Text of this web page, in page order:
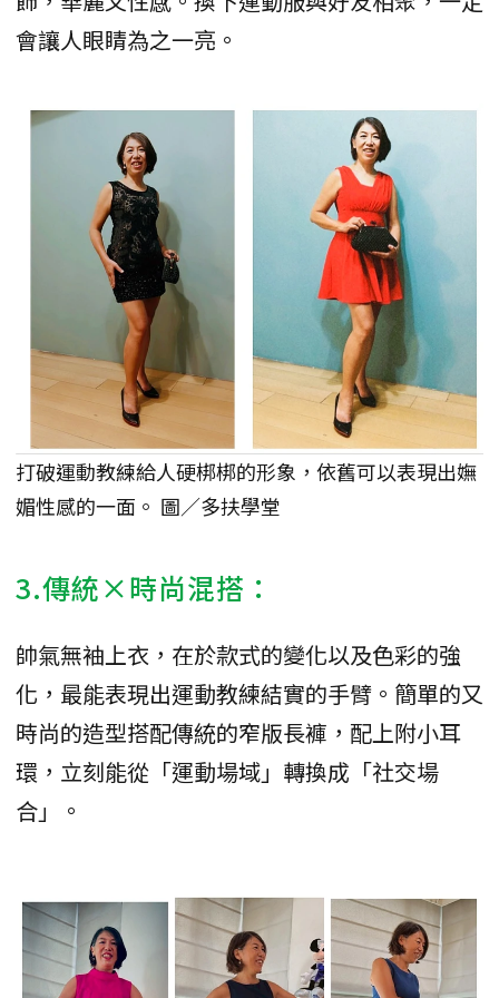
會讓人眼睛為之一亮。
打破運動教練給人硬梆梆的形象，依舊可以表現出嫵
媚性感的一面。 圖／多扶學堂
3.傳統×時尚混搭：
帥氣無袖上衣，在於款式的變化以及色彩的強
化，最能表現出運動教練結實的手臂。簡單的又
時尚的造型搭配傳統的窄版長褲，配上附小耳
環，立刻能從「運動場域」轉換成「社交場
合」。